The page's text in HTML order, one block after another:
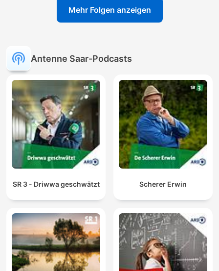
Mehr Folgen anzeigen
Antenne Saar-Podcasts
SR 3 - Driwwa geschwätzt Scherer Erwin